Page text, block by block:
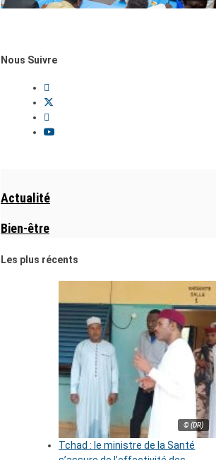
Nous Suivre
Actualité
Bien-être
Les plus récents
© (DR)
Tchad : le ministre de la Santé